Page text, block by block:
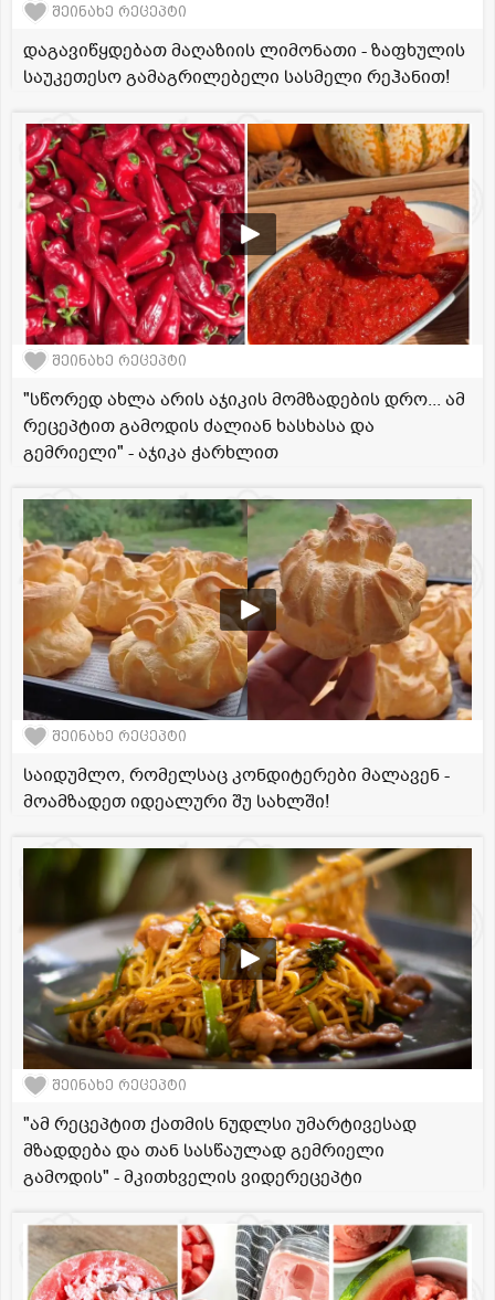
შეინახე რეცეპტი
დაგავიწყდებათ მაღაზიის ლიმონათი - ზაფხულის
საუკეთესო გამაგრილებელი სასმელი რეჰანით!
შეინახე რეცეპტი
"სწორედ ახლა არის აჯიკის მომზადების დრო... ამ
რეცეპტით გამოდის ძალიან ხასხასა და
გემრიელი" - აჯიკა ჭარხლით
შეინახე რეცეპტი
საიდუმლო, რომელსაც კონდიტერები მალავენ -
მოამზადეთ იდეალური შუ სახლში!
შეინახე რეცეპტი
"ამ რეცეპტით ქათმის ნუდლსი უმარტივესად
მზადდება და თან სასწაულად გემრიელი
გამოდის" - მკითხველის ვიდერეცეპტი